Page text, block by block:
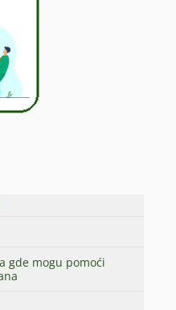
gde mogu pomoći